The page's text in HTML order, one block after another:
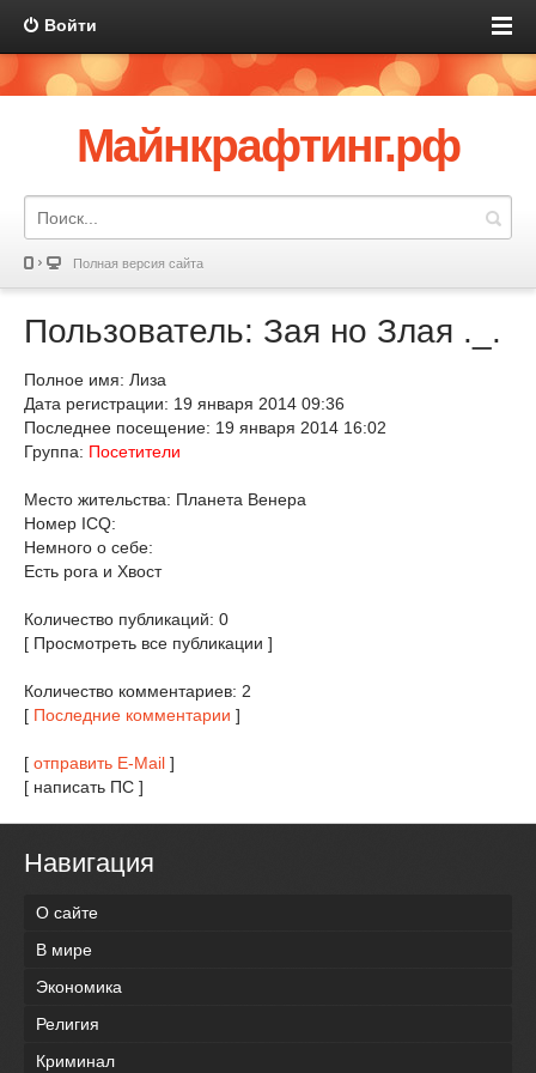
Войти
Майнкрафтинг.рф
Полная версия сайта
Пользователь: Зая но Злая ._.
Полное имя: Лиза
Дата регистрации: 19 января 2014 09:36
Последнее посещение: 19 января 2014 16:02
Группа: Посетители
Место жительства: Планета Венера
Номер ICQ:
Немного о себе:
Есть рога и Хвост
Количество публикаций: 0
[ Просмотреть все публикации ]
Количество комментариев: 2
[ Последние комментарии ]
[ отправить E-Mail ]
[ написать ПС ]
Навигация
О сайте
В мире
Экономика
Религия
Криминал